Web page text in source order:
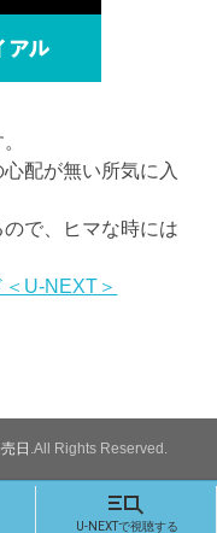
配が無い所気に入
で、ヒマな時には
U-NEXT＞
日 .All Rights Reserved.